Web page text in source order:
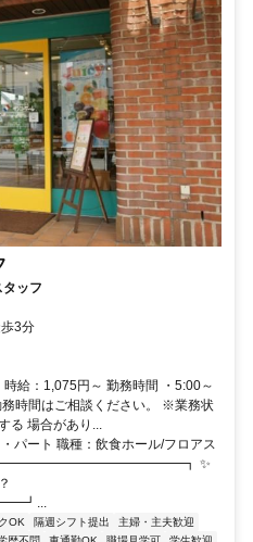
ッフ
3分
給：1,075円～ 勤務時間 ・5:00～
時間はご相談ください。 ※業務状
る 場合があり...
パート 職種：飲食ホール/フロアス
┏━━━━━━━━━━━━━━━┓ ✨
OK 隔週シフト提出
主婦・主夫歓迎